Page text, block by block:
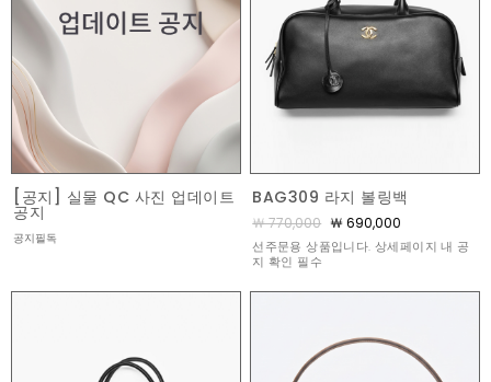
[공지] 실물 QC 사진 업데이트
공지
공지필독
BAG309 라지 볼링백
￦ 770,000 ￦ 690,000
선주문용 상품입니다. 상세페이지 내 공
지 확인 필수